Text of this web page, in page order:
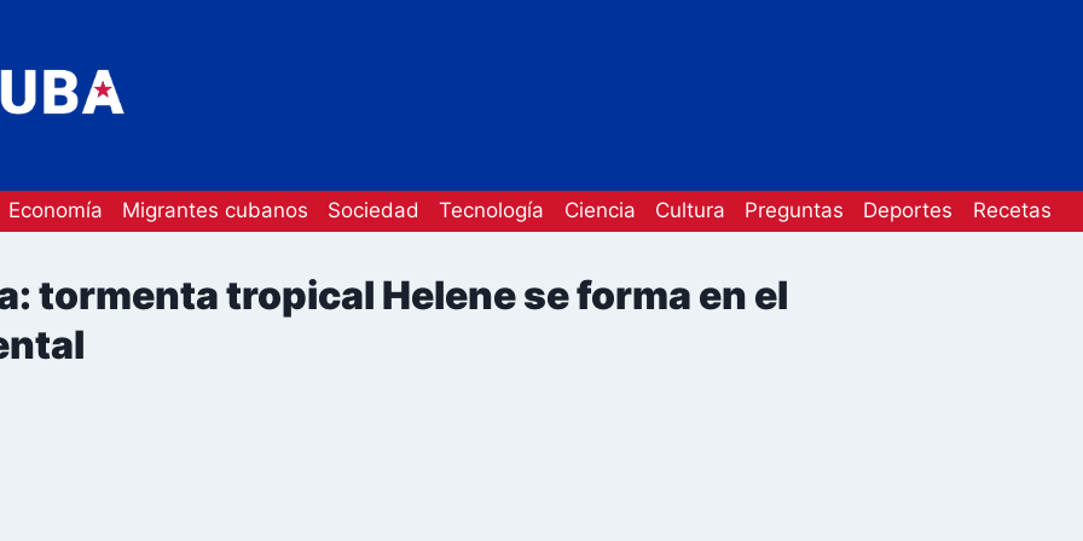
Economía Migrantes cubanos Sociedad Tecnología Ciencia Cultura Preguntas Deportes Recetas
tormenta tropical Helene se forma en el